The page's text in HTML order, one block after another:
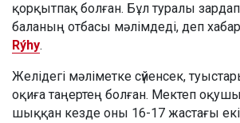
қорқытпақ болған. Бұл туралы
баланың отбасы мәлімдеді, деп
Rýhy.
Желідегі мәліметке сүйенсек,
оқиға таңертең болған. Мектеп
шыққан кезде оны 16-17 жастағы екі